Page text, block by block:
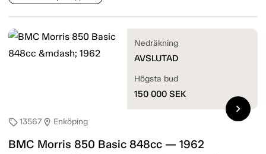
sell13567location_on Enköping
BMC Morris 850 Basic 848cc — 1962
Nedräkning
AVSLUTAD
Högsta bud
150 000 SEK
chevron_right